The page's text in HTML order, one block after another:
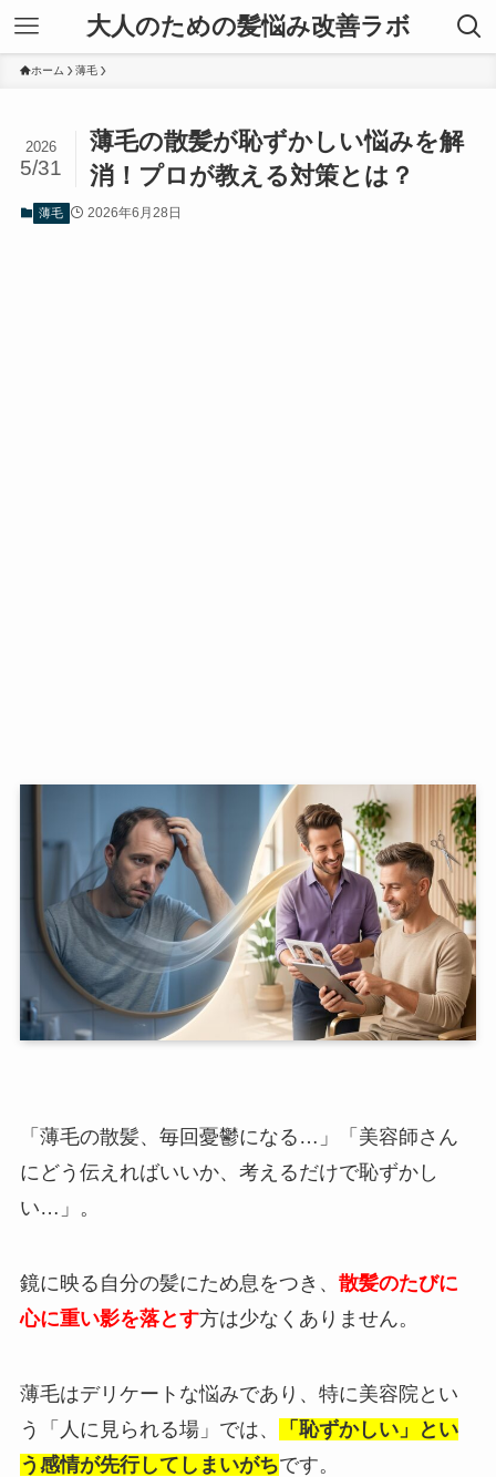
大人のための髪悩み改善ラボ
ホーム 薄毛
薄毛の散髪が恥ずかしい悩みを解
消！プロが教える対策とは？
2026
5/31
薄毛 2026年6月28日
「薄毛の散髪、毎回憂鬱になる…」「美容師さん
にどう伝えればいいか、考えるだけで恥ずかし
い…」。
鏡に映る自分の髪にため息をつき、 散髪のたびに
心に重い影を落とす方は少なくありません。
薄毛はデリケートな悩みであり、特に美容院とい
う「人に見られる場」では、
「恥ずかしい」とい
う感情が先行してしまいがちです。